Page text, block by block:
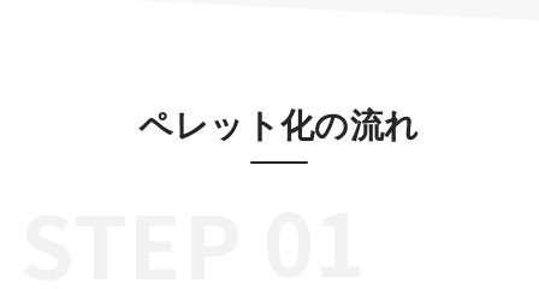
ペレット化の流れ